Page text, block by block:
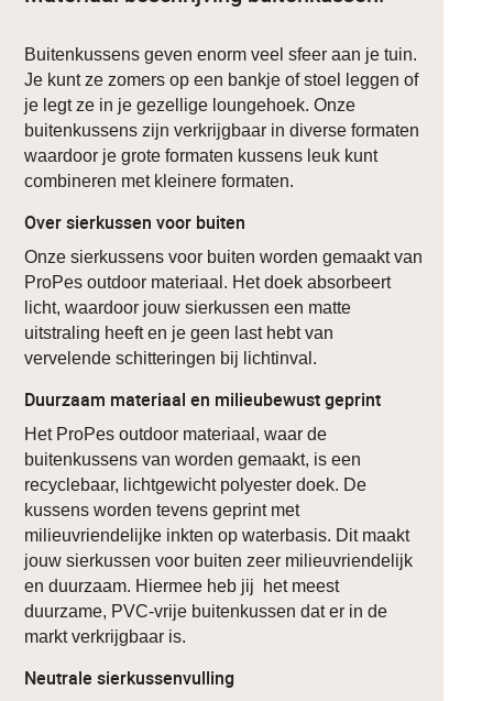
Buitenkussens geven enorm veel sfeer aan je tuin.
Je kunt ze zomers op een bankje of stoel leggen of
je legt ze in je gezellige loungehoek. Onze
buitenkussens zijn verkrijgbaar in diverse formaten
waardoor je grote formaten kussens leuk kunt
combineren met kleinere formaten.
Over sierkussen voor buiten
Onze sierkussens voor buiten worden gemaakt van
ProPes outdoor materiaal. Het doek absorbeert
licht, waardoor jouw sierkussen een matte
uitstraling heeft en je geen last hebt van
vervelende schitteringen bij lichtinval.
Duurzaam materiaal en milieubewust geprint
Het ProPes outdoor materiaal, waar de
buitenkussens van worden gemaakt, is een
recyclebaar, lichtgewicht polyester doek. De
kussens worden tevens geprint met
milieuvriendelijke inkten op waterbasis. Dit maakt
jouw sierkussen voor buiten zeer milieuvriendelijk
en duurzaam. Hiermee heb jij het meest
duurzame, PVC-vrije buitenkussen dat er in de
markt verkrijgbaar is.
Neutrale sierkussenvulling